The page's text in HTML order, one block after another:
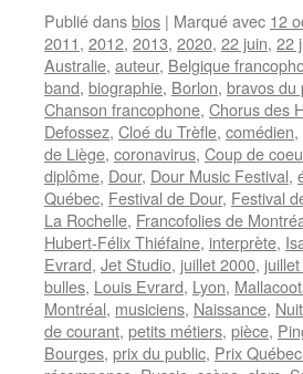
Publié dansbios | Marqué avec 12
2011, 2012, 2013, 2020, 22 juin, 22
Australie, auteur, Belgique
band, biographie, Borlon, bravos du
Chanson francophone, Chorus des
Defossez, Cloé du Trèfle, comédien,
de Liège, coronavirus, Coup de
diplôme, Dour, Dour Music Festival,
Québec, Festival de Dour, Festival
La Rochelle, Francofolies de
Hubert-Félix Thiéfaine, interprète,
Evrard, Jet Studio, juillet 2000,
bulles, Louis Evrard, Lyon,
Montréal, musiciens, Naissance,
de courant, petits métiers, pièce,
Bourges, prix du public, Prix